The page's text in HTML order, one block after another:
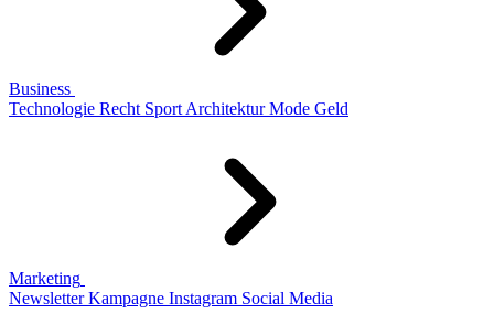
Business
Technologie Recht Sport Architektur Mode Geld
Marketing
Newsletter Kampagne Instagram Social Media